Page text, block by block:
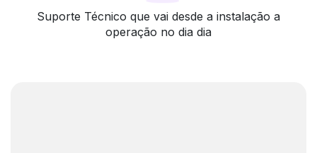
Suporte Técnico que vai desde a instalação a
operação no dia dia